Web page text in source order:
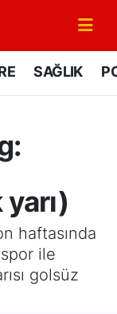
SAĞLIK
haftasında
ile
golsüz